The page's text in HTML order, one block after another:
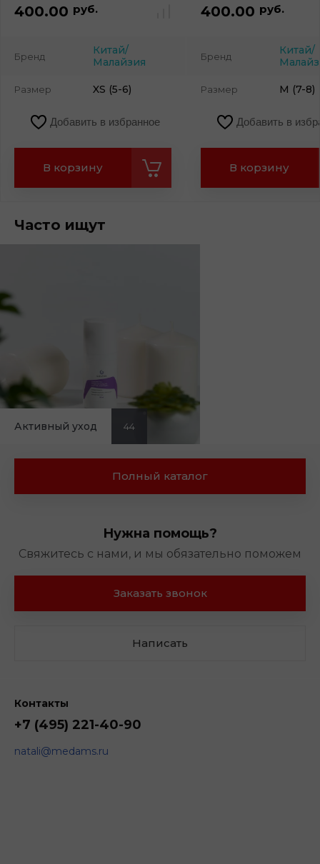
400.00 руб.
Бренд
Китай/
Малайзия
Размер XS (5-6)
Добавить в избранное
В корзину
400.00 руб.
Бренд
Китай/
Размер M (7-8)
Добавить в
В корзину
Часто ищут
Активный уход 44
Полный каталог
Нужна помощь?
Свяжитесь с нами, и мы обязательно поможем
Заказать звонок
Написать
Контакты
+7 (495) 221-40-90
natali@medams.ru